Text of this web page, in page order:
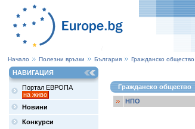
Начало Полезни връзки България Гражданско общество
НАВИГАЦИЯ
Портал ЕВРОПА
на живо
Новини
Конкурси
Гражданско общество
НПО